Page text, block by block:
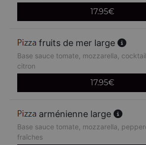
17.95€
fruits de mer large
Base sauce tomate, mozzarella,
citron
17.95€
arménienne large
Base sauce tomate, mozzarella,
fraîches